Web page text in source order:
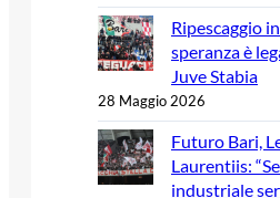
Ripescaggio
speranza è
Juve Stabia
28 Maggio 2026
Futuro Bari,
Laurentiis:
industriale